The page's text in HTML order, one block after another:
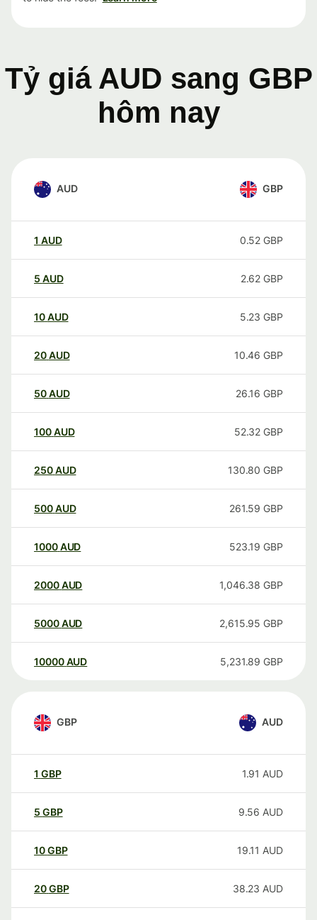
Tỷ giá AUD sang GBP
hôm nay
AUD GBP
1 AUD 0.52 GBP
5 AUD 2.62 GBP
10AUD 5.23 GBP
20AUD 10.46 GBP
50AUD 26.16 GBP
100AUD 52.32 GBP
250AUD 130.80 GBP
500AUD 261.59 GBP
1000AUD 523.19 GBP
2000AUD 1,046.38 GBP
5000AUD 2,615.95 GBP
10000 AUD 5,231.89 GBP
GBP AUD
1 GBP 1.91 AUD
5 GBP 9.56 AUD
10GBP 19.11 AUD
20GBP 38.23 AUD